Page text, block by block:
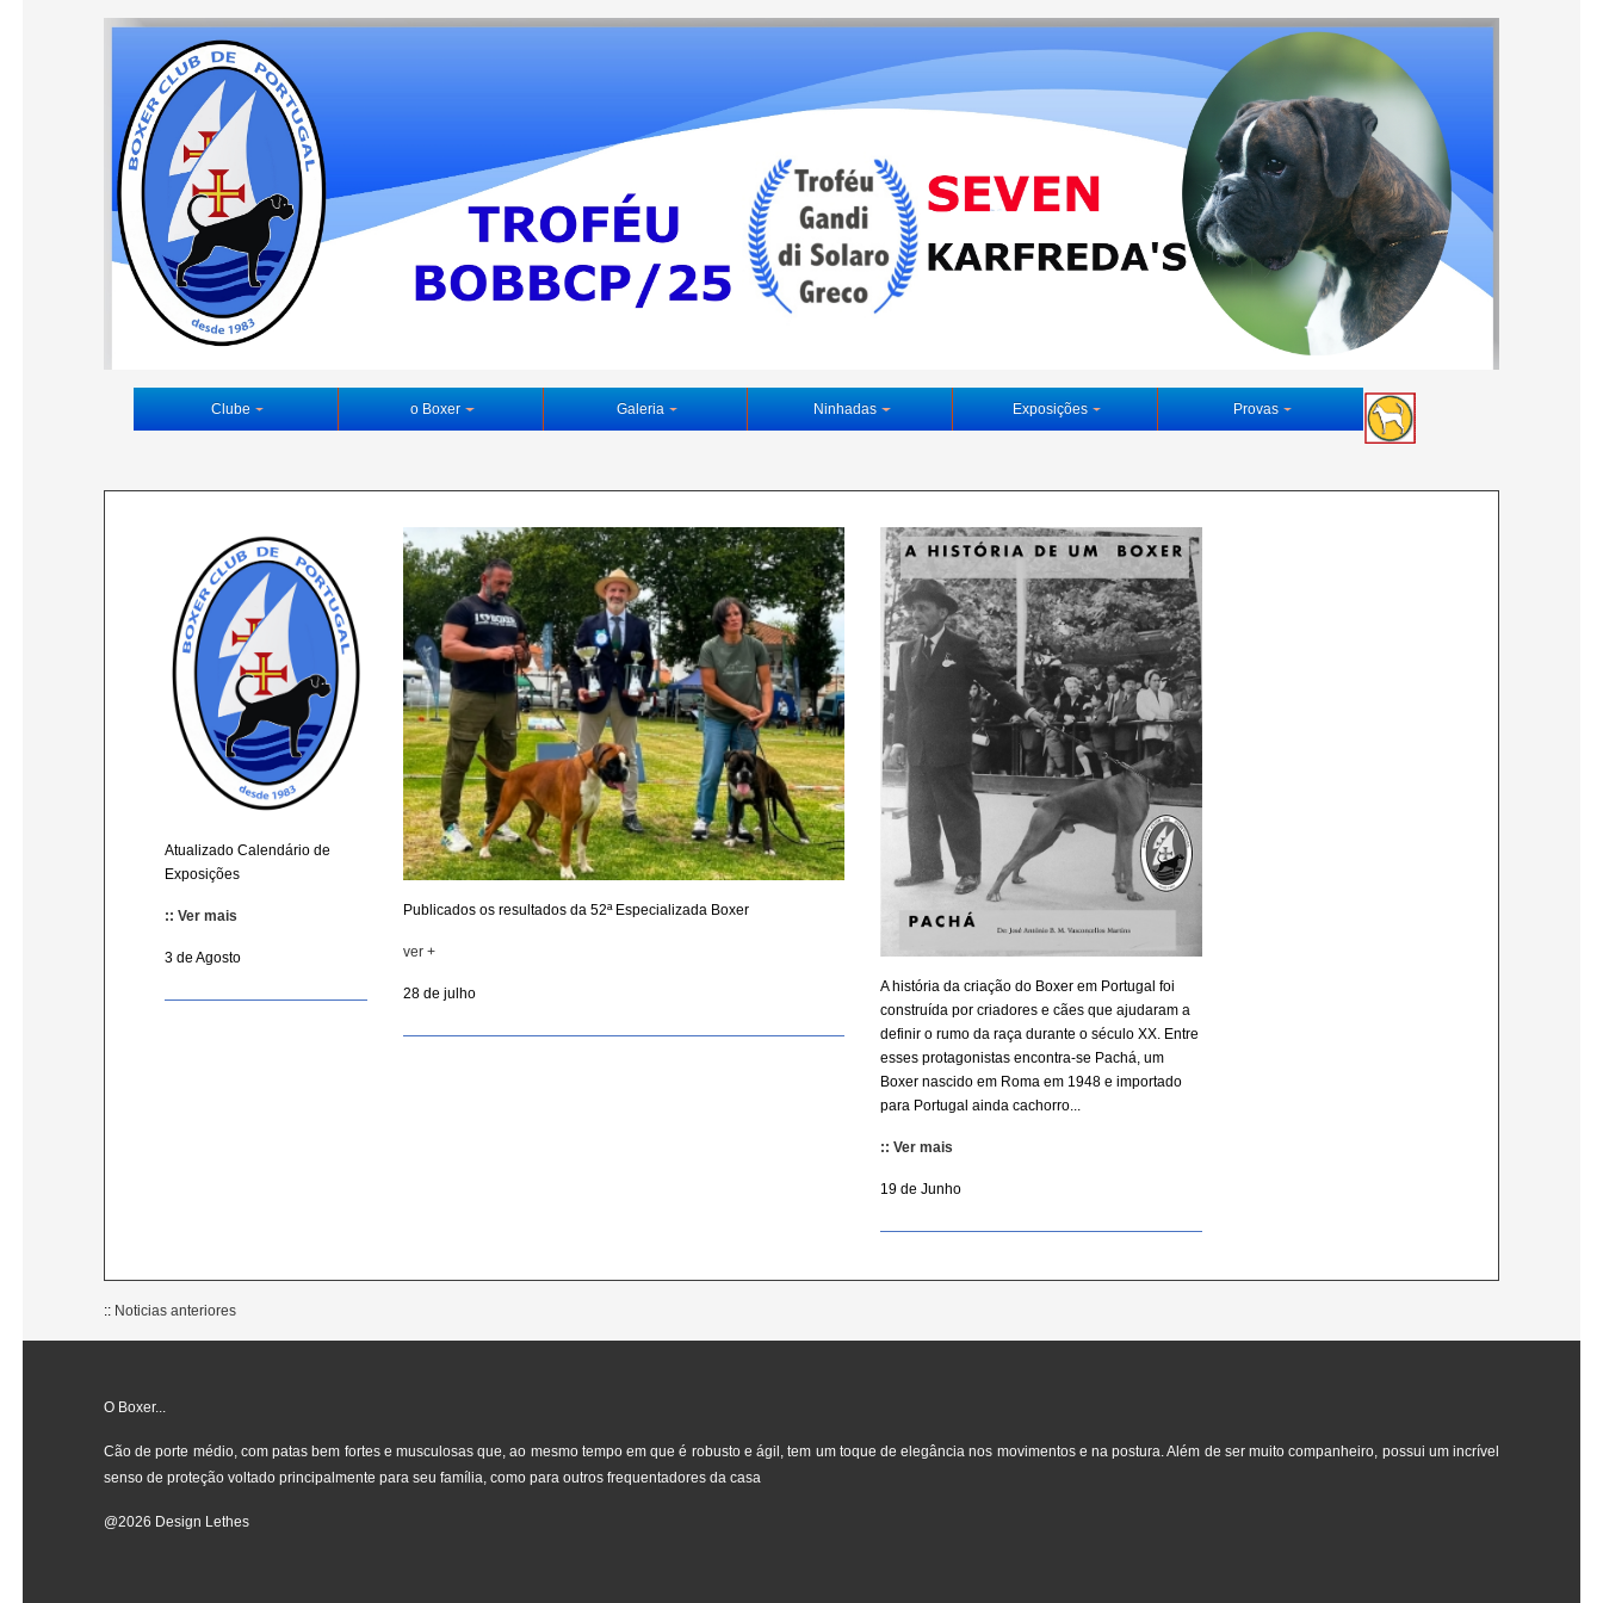
Clube o Boxer Galeria Ninhadas Exposições Provas
Atualizado Calendário de
Exposições
:: Ver mais
3 de Agosto
Publicados os resultados da 52ª Especializada Boxer
ver +
28 de julho
A história da criação do Boxer em Portugal foi
construída por criadores e cães que ajudaram a
definir o rumo da raça durante o século XX. Entre
esses protagonistas encontra-se Pachá, um
Boxer nascido em Roma em 1948 e importado
para Portugal ainda cachorro...
:: Ver mais
19 de Junho
:: Noticias anteriores
O Boxer...
Cão de porte médio, com patas bem fortes e musculosas que, ao mesmo tempo em que é robusto e ágil, tem um toque de elegância nos movimentos e na postura. Além de ser muito companheiro, possui um incrível
senso de proteção voltado principalmente para seu família, como para outros frequentadores da casa
@2026 Design Lethes